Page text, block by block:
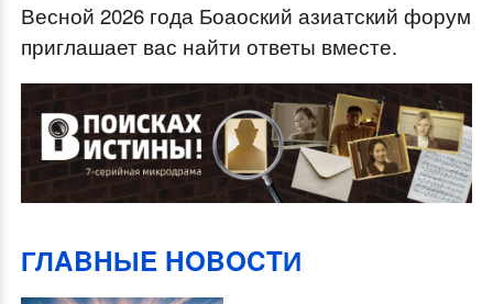
Весной 2026 года Боаоский азиатский форум
приглашает вас найти ответы вместе.
ГЛABHЫE HOBOCTИ